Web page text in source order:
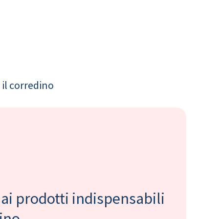
il corredino
prodotti indispensabili